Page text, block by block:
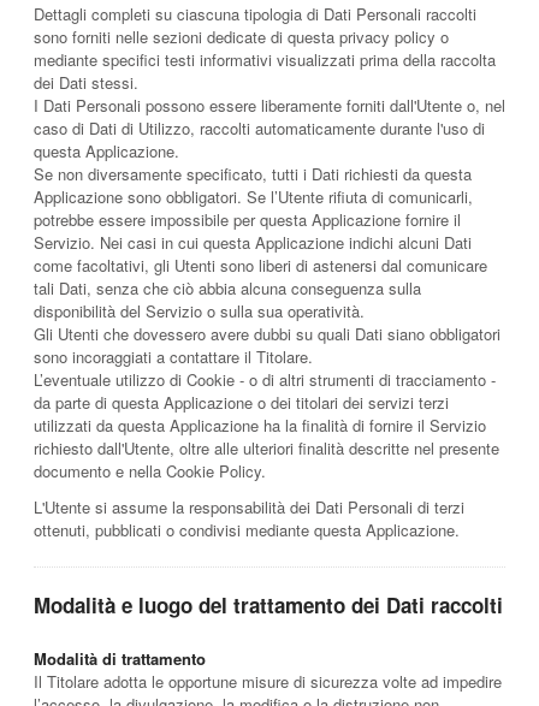
Dettagli completi su ciascuna tipologia di Dati Personali raccolti
sono forniti nelle sezioni dedicate di questa privacy policy o
mediante specifici testi informativi visualizzati prima della raccolta
dei Dati stessi.
I Dati Personali possono essere liberamente forniti dall'Utente o, nel
caso di Dati di Utilizzo, raccolti automaticamente durante l'uso di
questa Applicazione.
Se non diversamente specificato, tutti i Dati richiesti da questa
Applicazione sono obbligatori. Se l’Utente rifiuta di comunicarli,
potrebbe essere impossibile per questa Applicazione fornire il
Servizio. Nei casi in cui questa Applicazione indichi alcuni Dati
come facoltativi, gli Utenti sono liberi di astenersi dal comunicare
tali Dati, senza che ciò abbia alcuna conseguenza sulla
disponibilità del Servizio o sulla sua operatività.
Gli Utenti che dovessero avere dubbi su quali Dati siano obbligatori
sono incoraggiati a contattare il Titolare.
L’eventuale utilizzo di Cookie - o di altri strumenti di tracciamento -
da parte di questa Applicazione o dei titolari dei servizi terzi
utilizzati da questa Applicazione ha la finalità di fornire il Servizio
richiesto dall'Utente, oltre alle ulteriori finalità descritte nel presente
documento e nella Cookie Policy.
L'Utente si assume la responsabilità dei Dati Personali di terzi
ottenuti, pubblicati o condivisi mediante questa Applicazione.
Modalità e luogo del trattamento dei Dati raccolti
Modalità di trattamento
Il Titolare adotta le opportune misure di sicurezza volte ad impedire